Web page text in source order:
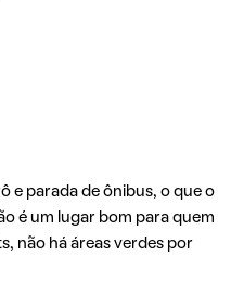
e parada de ônibus, o que o
é um lugar bom para quem
não há áreas verdes por